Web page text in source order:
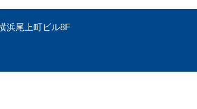
浜尾上町ビル8F